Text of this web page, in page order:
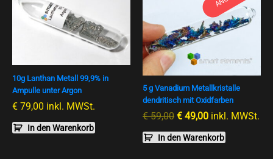
10g Lanthan Metall 99,9% in
Ampulle unter Argon
€ 79,00 inkl. MWSt.
In den Warenkorb
5 g Vanadium Metallkristalle
dendritisch mit Oxidfarben
€59,00
€ 59,00
€ 49,00
Preis
ist:
€ 49,00.
inkl. MWSt.
In den Warenkorb